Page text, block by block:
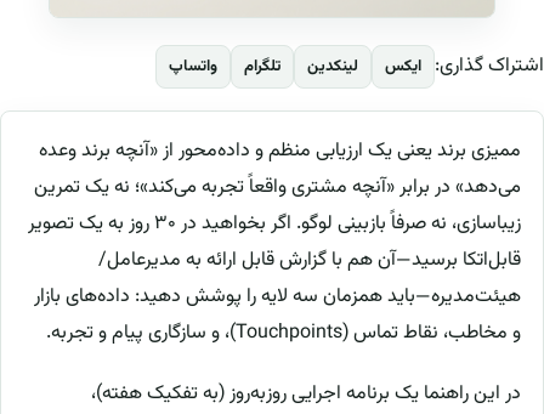
اشتراک گذاری: ایکس لینکدین تلگرام واتساپ
ممیزی برند یعنی یک ارزیابی منظم و داده‌محور از «آنچه برند وعده
می‌دهد» در برابر «آنچه مشتری واقعاً تجربه می‌کند»؛ نه یک تمرین
زیباسازی، نه صرفاً بازبینی لوگو. اگر بخواهید در ۳۰ روز به یک تصویر
قابل‌اتکا برسید—آن هم با گزارش قابل ارائه به مدیرعامل/
هیئت‌مدیره—باید همزمان سه لایه را پوشش دهید: داده‌های بازار
و مخاطب، نقاط تماس (Touchpoints)، و سازگاری پیام و تجربه.
در این راهنما یک برنامه اجرایی روزبه‌روز (به تفکیک هفته)،